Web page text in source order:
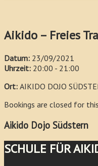
Aikido – Freies
Datum: 23/09/2021
Uhrzeit: 20:00 - 21:00
Ort: AIKIDO DOJO
Bookings are closed for
Aikido Dojo Südstern
SCHULE FÜR